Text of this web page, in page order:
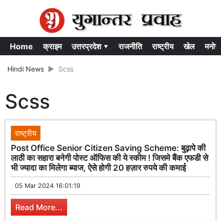
Home क्राइम उत्तरप्रदेश ▾ राजनीति राष्ट्रीय खेल
Hindi News Scss
Scss
राष्ट्रीय
Post Office Senior Citizen Saving Scheme: बुढ़ापे की
लाठी का सहारा बनेगी पोस्ट ऑफिस की ये स्कीम ! जिसमे बैंक एफडी से
भी ज्यादा का मिलेगा ब्याज, ऐसे होगी 20 हज़ार रुपये की कमाई
05 Mar 2024 16:01:19
Read More...